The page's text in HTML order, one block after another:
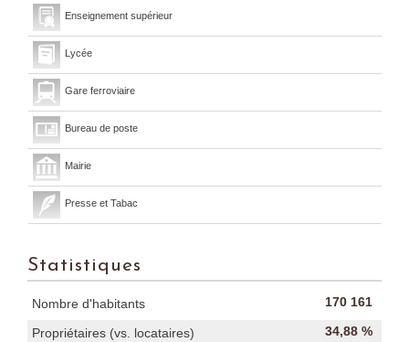
Enseignement supérieur
Lycée
Gare ferroviaire
Bureau de poste
Mairie
Presse et Tabac
Statistiques
Nombre d'habitants 170 161
Propriétaires (vs. locataires) 34,88 %